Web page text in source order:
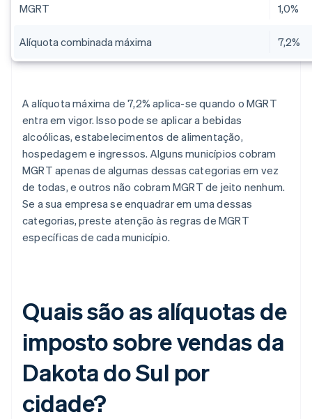
MGRT 1,0%
Alíquota combinada máxima 7,2%
A alíquota máxima de 7,2% aplica-se quando o MGRT
entra em vigor. Isso pode se aplicar a bebidas
alcoólicas, estabelecimentos de alimentação,
hospedagem e ingressos. Alguns municípios cobram
MGRT apenas de algumas dessas categorias em vez
de todas, e outros não cobram MGRT de jeito nenhum.
Se a sua empresa se enquadrar em uma dessas
categorias, preste atenção às regras de MGRT
específicas de cada município.
Quais são as alíquotas de
imposto sobre vendas da
Dakota do Sul por
cidade?